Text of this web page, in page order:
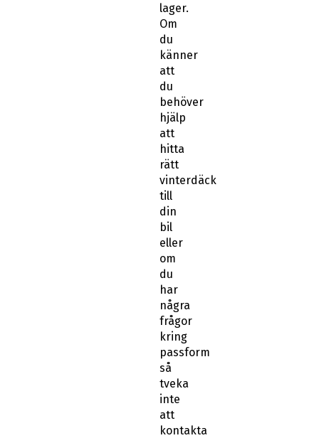
lager.
Om
du
känner
att
du
behöver
hjälp
att
hitta
rätt
vinterdäck
till
din
bil
eller
om
du
har
några
frågor
kring
passform
så
tveka
inte
att
kontakta